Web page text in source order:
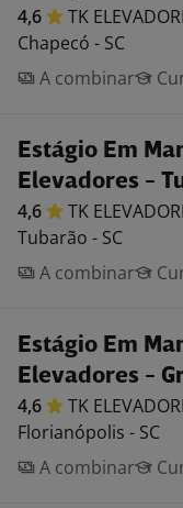
4,6 TK
Chapecó - SC
A combinar
Estágio Em
Elevadores -
4,6 TK
Tubarão - SC
A combinar
Estágio Em
Elevadores -
4,6 TK
Florianópolis - SC
A combinar